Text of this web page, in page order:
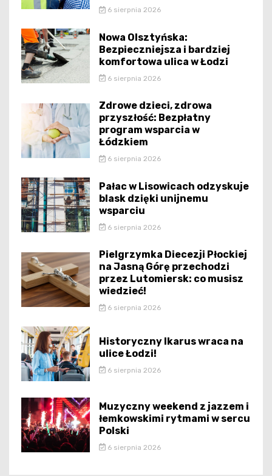
6 sierpnia 2026
Nowa Olsztyńska:
Bezpieczniejsza i bardziej
komfortowa ulica w Łodzi
6 sierpnia 2026
Zdrowe dzieci, zdrowa
przyszłość: Bezpłatny
program wsparcia w
Łódzkiem
6 sierpnia 2026
Pałac w Lisowicach odzyskuje
blask dzięki unijnemu
wsparciu
6 sierpnia 2026
Pielgrzymka Diecezji Płockiej
na Jasną Górę przechodzi
przez Lutomiersk: co musisz
wiedzieć!
6 sierpnia 2026
Historyczny Ikarus wraca na
ulice Łodzi!
6 sierpnia 2026
Muzyczny weekend z jazzem i
łemkowskimi rytmami w sercu
Polski
6 sierpnia 2026